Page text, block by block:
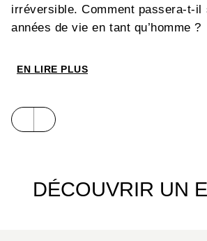
irréversible. Comment passera-t-il
années de vie en tant qu’homme ?
EN LIRE PLUS
DÉCOUVRIR UN